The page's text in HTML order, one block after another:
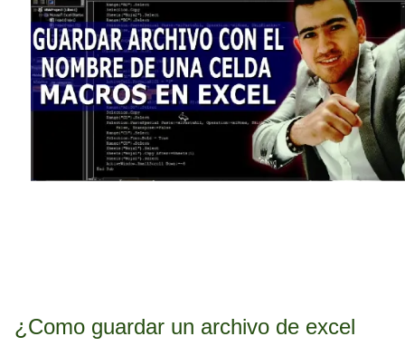
¿Como guardar un archivo de excel